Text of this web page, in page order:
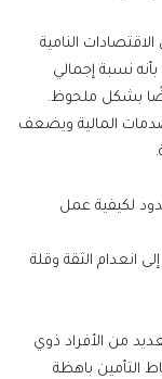
النامية
نسبة إجمالي
بشكل ملحوظ.
المالية ويضعف
لكيفية عمل
انعدام الثقة وقلة
من الأفراد ذوي
التأمين باهظة